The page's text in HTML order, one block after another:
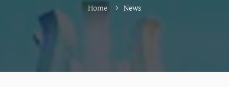
Home News